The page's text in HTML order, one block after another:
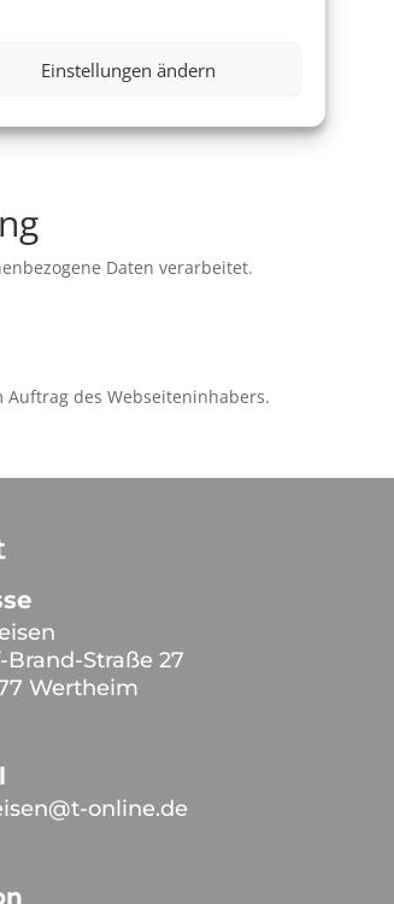
Einstellungen ändern
Daten verarbeitet.
des Webseiteninhabers.
Brand-Straße 27
Wertheim
online.de